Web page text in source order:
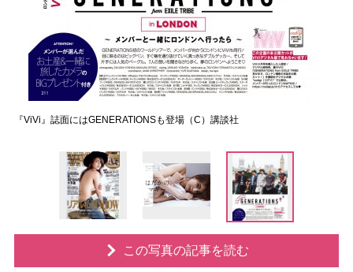
『ViVi』誌面にはGENERATIONSも登場（C）講談社
この写真の記事を読む